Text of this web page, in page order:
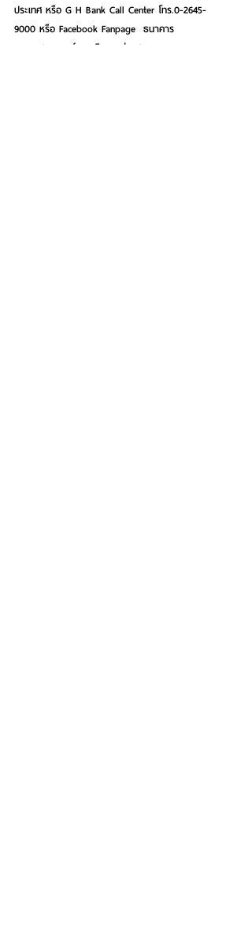
ประเทศ หรือ G H Bank Call Center โทร.0-2645-
9000 หรือ Facebook Fanpage  ธนาคาร
อาคารสงเคราะห์ และติดตามข่าวสารของธนาคาร